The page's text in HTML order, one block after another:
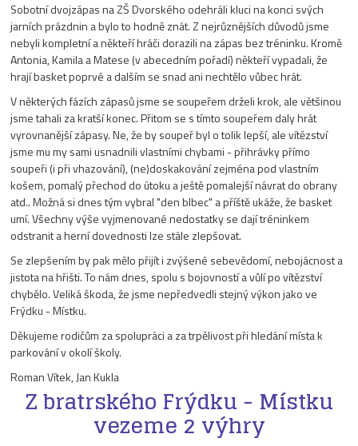
Sobotní dvojzápas na ZŠ Dvorského odehráli kluci na konci svých
jarních prázdnin a bylo to hodně znát. Z nejrůznějších důvodů jsme
nebyli kompletní a někteří hráči dorazili na zápas bez tréninku. Kromě
Antonia, Kamila a Matese (v abecedním pořadí) někteří vypadali, že
hrají basket poprvé a dalším se snad ani nechtělo vůbec hrát.
V některých fázích zápasů jsme se soupeřem drželi krok, ale většinou
jsme tahali za kratší konec. Přitom se s tímto soupeřem daly hrát
vyrovnanější zápasy. Ne, že by soupeř byl o tolik lepší, ale vítězství
jsme mu my sami usnadnili vlastními chybami - přihrávky přímo
soupeři (i při vhazování), (ne)doskakování zejména pod vlastním
košem, pomalý přechod do útoku a ještě pomalejší návrat do obrany
atd.. Možná si dnes tým vybral "den blbec" a příště ukáže, že basket
umí. Všechny výše vyjmenované nedostatky se dají tréninkem
odstranit a herní dovednosti lze stále zlepšovat.
Se zlepšením by pak mělo přijít i zvýšené sebevědomí, nebojácnost a
jistota na hřišti. To nám dnes, spolu s bojovností a vůlí po vítězství
chybělo. Veliká škoda, že jsme nepředvedli stejný výkon jako ve
Frýdku - Místku.
Děkujeme rodičům za spolupráci a za trpělivost při hledání místa k
parkování v okolí školy.
Roman Vítek, Jan Kukla
Z bratrského Frýdku - Místku
vezeme 2 výhry